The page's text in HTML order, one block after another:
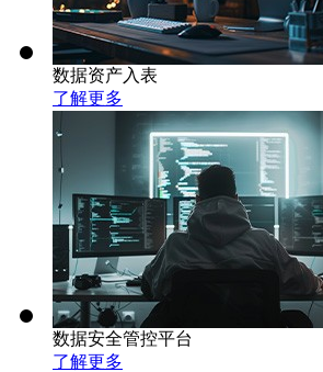
数据资产入表
了解更多
数据安全管控平台
了解更多